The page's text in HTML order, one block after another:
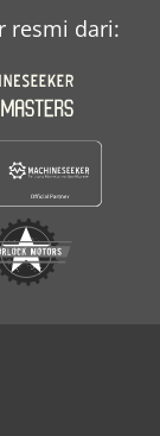
resmi dari: